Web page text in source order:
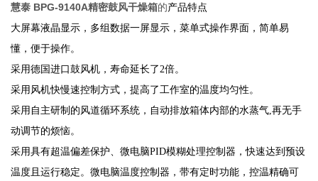
慧泰 BPG-9140A精密鼓风干燥箱的产品特点
大屏幕液晶显示，多组数据一屏显示，菜单式操作界面，简单易
懂，便于操作。
采用德国进口鼓风机，寿命延长了 2倍。
采用风机快慢速控制方式，提高了工作室的温度均匀性。
采用自主研制的风道循环系统，自动排放箱体内部的水蒸气 ,再无手
动调节的烦恼。
采用具有超温偏差保护、微电脑PID模糊处理控制器，快速达到预设
温度且运行稳定 。微电脑温度控制器，带有定时功能，控温精确可